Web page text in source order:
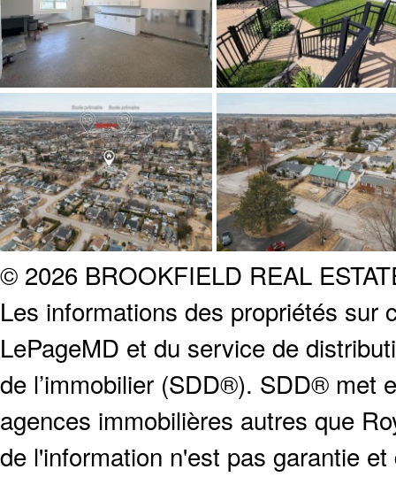
© 2026 BROOKFIELD REAL
Les informations des propriétés sur
LePageMD et du service de
de l’immobilier (SDD®). SDD® met
agences immobilières autres que
de l'information n'est pas garantie